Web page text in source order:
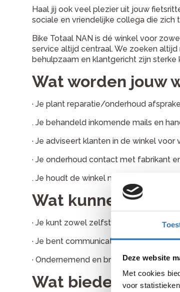
Deze website
Met cookies
voor
Haal jij ook veel plezier uit jouw
sociale en vriendelijke collega die zich
Bike Totaal NAN is dé winkel voor
service altijd centraal. We zoeken
behulpzaam en klantgericht zijn sterke
Wat worden jouw
· Je plant reparatie/onderhoud
. Je behandeld inkomende mails en
· Je adviseert klanten in de winkel
· Je onderhoud contact met fabrikant
. Je houdt de winkel netjes
Wat kunnen we
· Je kunt zowel zelfstandig als in
· Je bent communicatief vaardig en
· Ondernemend en bruist van ideeën.
Wat bieden wij?